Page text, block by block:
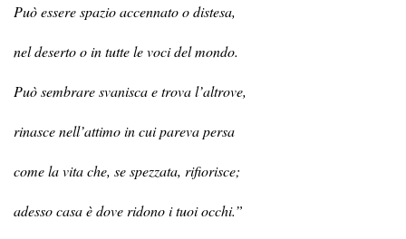
Può essere spazio accennato o distesa,
nel deserto o in tutte le voci del mondo.
Può sembrare svanisca e trova l’altrove,
rinasce nell’attimo in cui pareva persa
come la vita che, se spezzata, rifiorisce;
adesso casa è dove ridono i tuoi occhi.”